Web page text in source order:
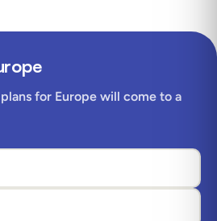
for Europe will come to a